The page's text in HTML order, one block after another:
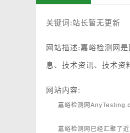
关键词:站长暂无更新
网站描述:嘉峪检测网
息、技术资讯、技术资
网站内容:
嘉峪检测网
嘉峪检测网已经汇聚了